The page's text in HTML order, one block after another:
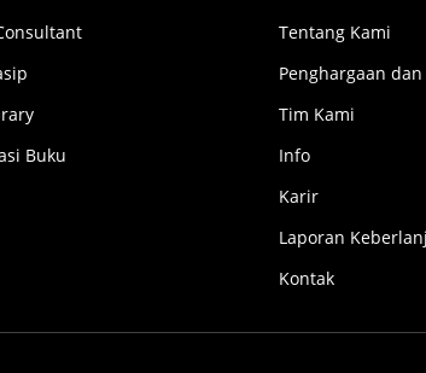
Buku
Tentang Kami
Penghargaan
Tim Kami
Info
Karir
Laporan
Kontak